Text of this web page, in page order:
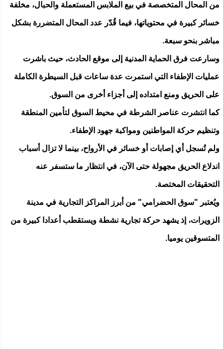
من المحال المتخصصة في بيع الملابس المستعملة والحبال، مخلفة
خسائر كبيرة في محتوياتها، فيما قُدّر عدد المحال المتضررة بشكل
مباشر بنحو سبعة.
وسارعت فرق الحماية المدنية إلى موقع الحادث، حيث باشرت
عمليات الإطفاء التي استمرت عدة ساعات قبل السيطرة الكاملة
على الحريق ومنع امتداده إلى أجزاء أخرى من السوق.
كما انتشرت عناصر الشرطة في محيط السوق لتأمين المنطقة
وتنظيم حركة المواطنين ومواكبة جهود الإطفاء.
ولم تُسجل أي إصابات أو خسائر في الأرواح، بينما لا تزال أسباب
اندلاع الحريق مجهولة حتى الآن، في انتظار ما ستسفر عنه
التحقيقات المختصة.
ويُعتبر "سوق الحضرامي" من أبرز المراكز التجارية في مدينة
الزويرات، إذ يشهد حركة تجارية نشطة ويستقطب أعدادا كبيرة من
المتسوقين يوميا.